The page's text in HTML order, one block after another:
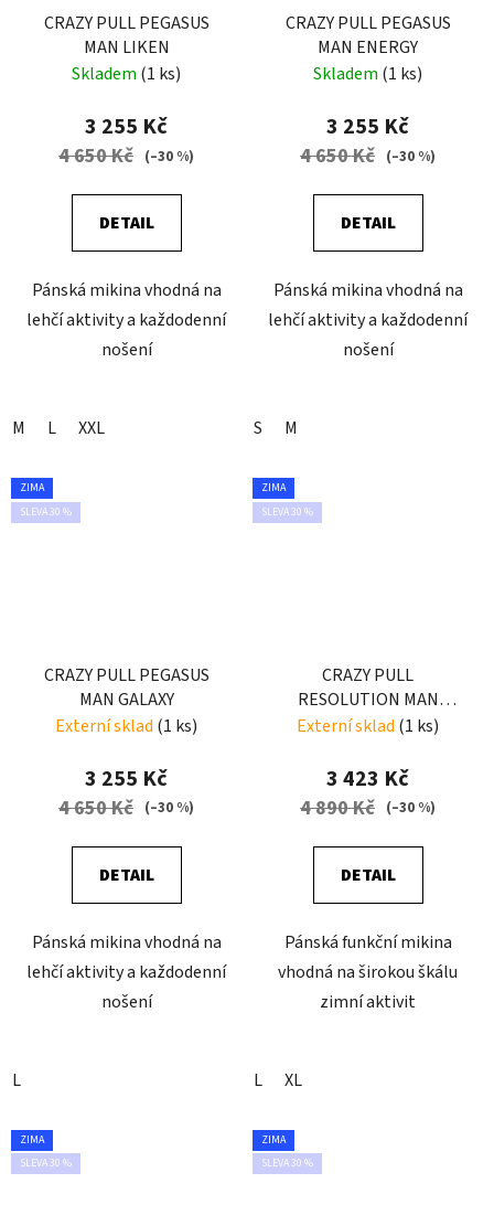
CRAZY PULL PEGASUS
MAN LIKEN
Skladem (1 ks)
3 255 Kč
4 650 Kč (–30 %)
DETAIL
Pánská mikina vhodná na
lehčí aktivity a každodenní
nošení
M L XXL
CRAZY PULL PEGASUS
MAN ENERGY
Skladem (1 ks)
3 255 Kč
4 650 Kč (–30 %)
DETAIL
Pánská mikina vhodná na
lehčí aktivity a každodenní
nošení
S M
ZIMA
SLEVA 30 %
CRAZY PULL PEGASUS
MAN GALAXY
Externí sklad (1 ks)
3 255 Kč
4 650 Kč (–30 %)
DETAIL
Pánská mikina vhodná na
lehčí aktivity a každodenní
nošení
L
ZIMA
SLEVA 30 %
CRAZY PULL
RESOLUTION MAN
ENERGY-BLACK
Externí sklad (1 ks)
3 423 Kč
4 890 Kč (–30 %)
DETAIL
Pánská funkční mikina
vhodná na širokou škálu
zimní aktivit
L XL
ZIMA
SLEVA 30 %
ZIMA
SLEVA 30 %